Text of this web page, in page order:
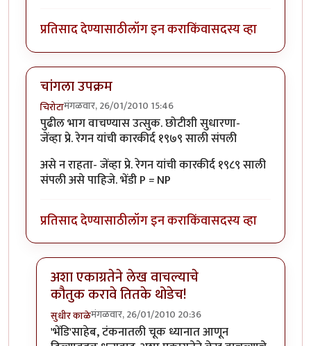
प्रतिसाद देण्यासाठीलॉग इन कराकिंवासदस्य व्हा
चांगला उपक्रम
चिरोटामंगळवार, 26/01/2010 15:46
पुढील भाग वाचण्यास उत्सुक. छोटीशी सुधारणा-
जेंव्हा प्रे. रेगन यांची कारकीर्द १९७९ साली संपली
असे न राहता- जेंव्हा प्रे. रेगन यांची कारकीर्द १९८९ साली
संपली असे पाहिजे. भेंडी P = NP
प्रतिसाद देण्यासाठीलॉग इन कराकिंवासदस्य व्हा
अशा एकाग्रतेने लेख वाचल्याचे
कौतुक करावे तितके थोडेच!
सुधीर काळेमंगळवार, 26/01/2010 20:36
In reply toचांगला उपक्रमbyचिरोटा
'भेंडि'साहेब, टंकनातली चूक ध्यानात आणून